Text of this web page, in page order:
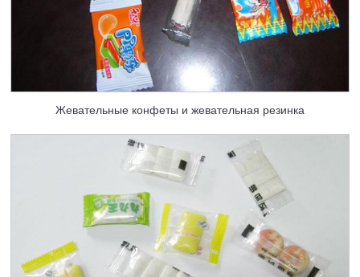
Жевательные конфеты и жевательная резинка